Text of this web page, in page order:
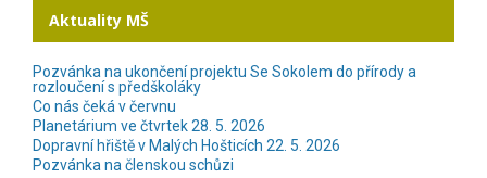
Aktuality MŠ
Pozvánka na ukončení projektu Se Sokolem do přírody a
rozloučení s předškoláky
Co nás čeká v červnu
Planetárium ve čtvrtek 28. 5. 2026
Dopravní hřiště v Malých Hošticích 22. 5. 2026
Pozvánka na členskou schůzi